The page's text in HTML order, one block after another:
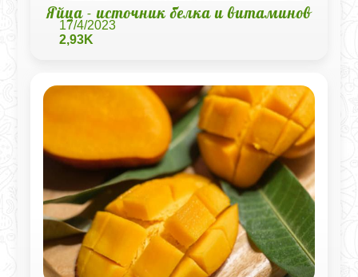
Яйца - источник белка и витаминов
17/4/2023
2,93K